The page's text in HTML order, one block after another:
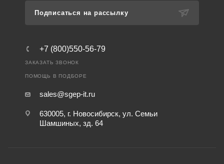
Подписаться на рассылку
+7 (800)550-56-79
ЗАКАЗАТЬ ЗВОНОК
ПОМОЩЬ В ПОДБОРЕ
sales@sgep-it.ru
630005, г. Новосибирск, ул. Семьи
Шамшиных, зд. 64